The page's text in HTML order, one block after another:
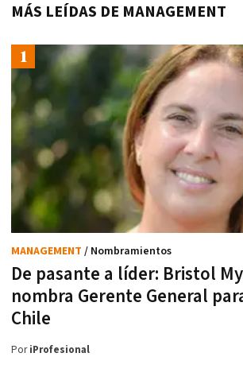
MÁS LEÍDAS DE MANAGEMENT
De pasante a líder: Bristol
nombra Gerente General
Chile
MANAGEMENT / Nombramientos
PoriProfesional